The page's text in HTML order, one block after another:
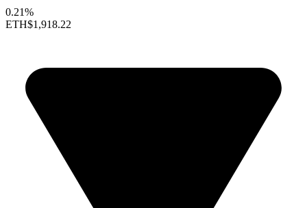
0.21%
ETH$1,918.22